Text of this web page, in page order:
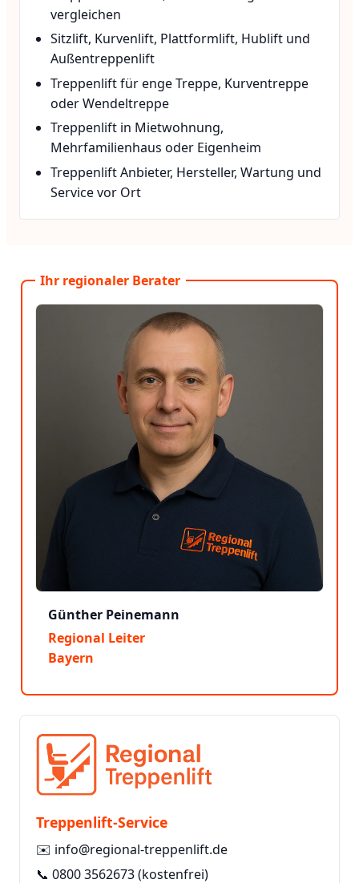
vergleichen
Sitzlift, Kurvenlift, Plattformlift, Hublift und
Außentreppenlift
Treppenlift für enge Treppe, Kurventreppe
oder Wendeltreppe
Treppenlift in Mietwohnung,
Mehrfamilienhaus oder Eigenheim
Treppenlift Anbieter, Hersteller, Wartung und
Service vor Ort
Ihr regionaler Berater
Günther Peinemann
Regional Leiter
Bayern
Treppenlift-Service
✉️ info@regional-treppenlift.de
📞 0800 3562673(kostenfrei)